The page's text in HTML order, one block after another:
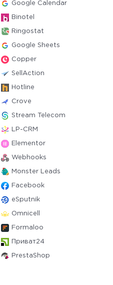
Google Calendar
Binotel
Ringostat
Google Sheets
Copper
SellAction
Hotline
Crove
Stream Telecom
LP-CRM
Elementor
Webhooks
Monster Leads
Facebook
eSputnik
Omnicell
Formaloo
Приват24
PrestaShop